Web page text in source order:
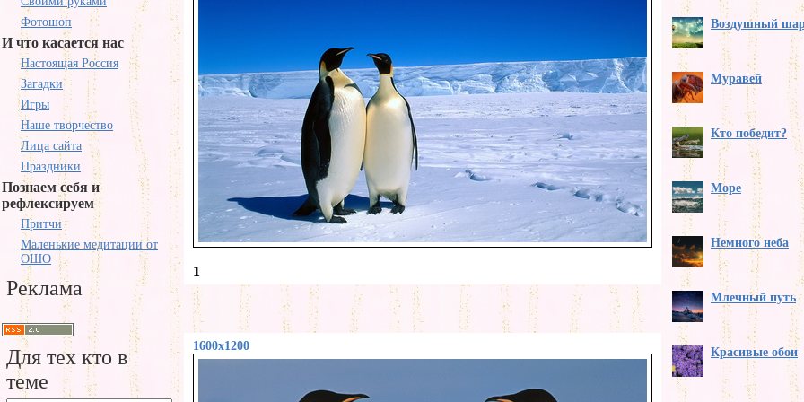
Фотошоп
И что касается нас
Настоящая Россия
Загадки
Игры
Наше творчество
Лица сайта
Праздники
Познаем себя и
рефлексируем
Притчи
Маленькие медитации от
ОШО
Реклама
Для тех кто в
теме
1
1600x1200
Воздушный
Муравей
Кто победит?
Море
Немного неба
Млечный путь
Красивые обои